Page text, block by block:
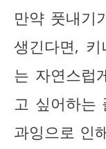
만약 풋내기
생긴다면,
는 자연스럽
고 싶어하는
과잉으로 인